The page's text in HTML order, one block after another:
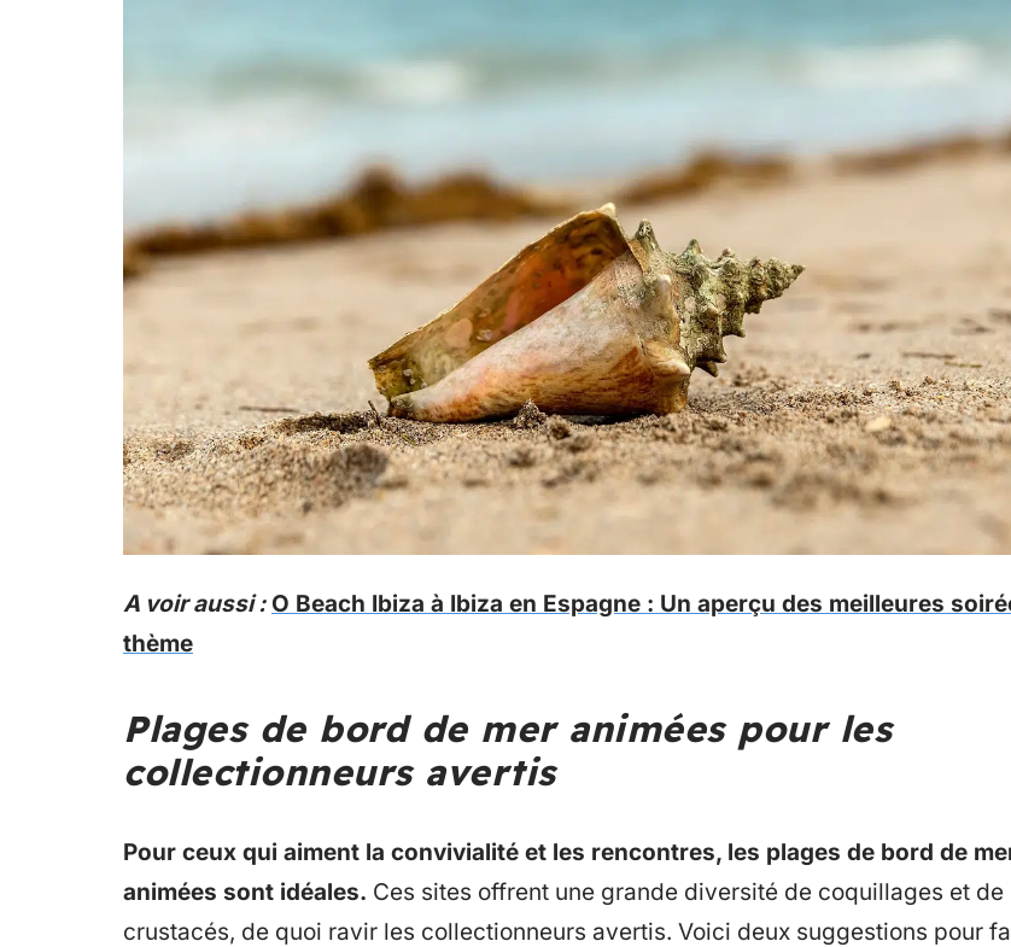
A voir aussi : O Beach Ibiza à Ibiza en Espagne : Un aperçu des meilleures
thème
Plages de bord de mer animées pour les
collectionneurs avertis
Pour ceux qui aiment la convivialité et les rencontres, les plages de bord de
animées sont idéales. Ces sites offrent une grande diversité de coquillages et de
crustacés, de quoi ravir les collectionneurs avertis. Voici deux suggestions pour